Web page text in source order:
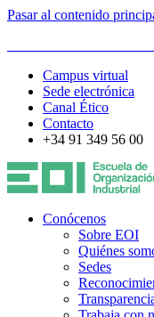
Pasar al contenido
Campus virtual
Sede electrónica
Canal Ético
Contacto
+34 91 349 56 00
Conócenos
Sobre EOI
Quiénes
Sedes